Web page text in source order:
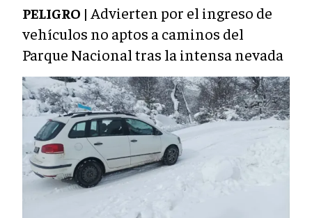
PELIGRO | Advierten por el ingreso de
vehículos no aptos a caminos del
Parque Nacional tras la intensa nevada